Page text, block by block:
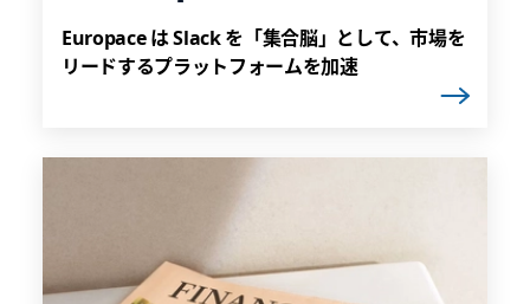
Europace は Slack を「集合脳」として、市場を
リードするプラットフォームを加速